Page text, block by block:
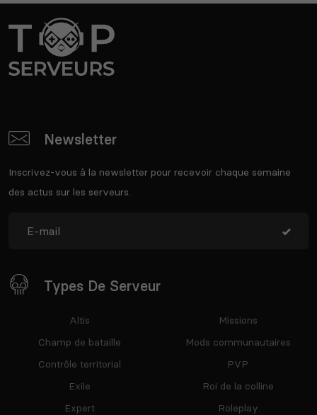
Newsletter
Inscrivez-vous à la newsletter pour recevoir chaque semaine
des actus sur les serveurs.
Types De Serveur
Altis
Champ de bataille
Contrôle territorial
Exile
Expert
Missions
Mods communautaires
PVP
Roi de la colline
Roleplay